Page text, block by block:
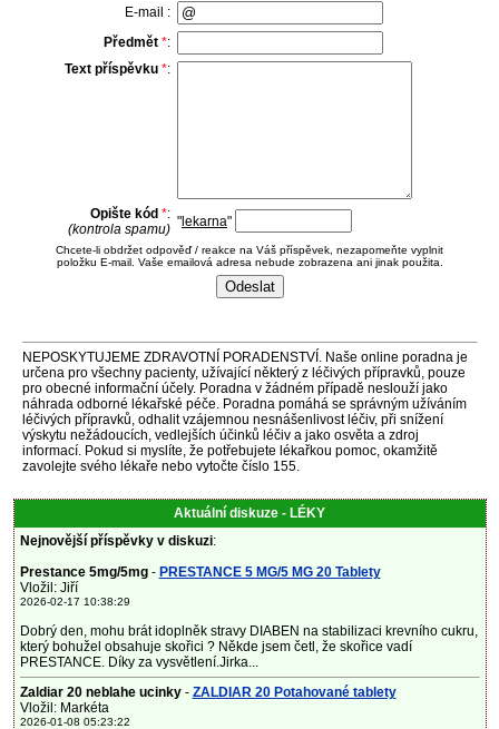
E-mail :
Předmět *:
Text příspěvku *:
Opište kód *:
(kontrola spamu) " lekarna"
Chcete-li obdržet odpověď / reakce na Váš příspěvek, nezapomeňte vyplnit
položku E-mail. Vaše emailová adresa nebude zobrazena ani jinak použita.
NEPOSKYTUJEME ZDRAVOTNÍ PORADENSTVÍ. Naše online poradna je
určena pro všechny pacienty, užívající některý z léčivých přípravků, pouze
pro obecné informační účely. Poradna v žádném případě neslouží jako
náhrada odborné lékařské péče. Poradna pomáhá se správným užíváním
léčivých přípravků, odhalit vzájemnou nesnášenlivost léčiv, při snížení
výskytu nežádoucích, vedlejších účinků léčiv a jako osvěta a zdroj
informací. Pokud si myslíte, že potřebujete lékařkou pomoc, okamžitě
zavolejte svého lékaře nebo vytočte číslo 155.
Aktuální diskuze - LÉKY
Nejnovější příspěvky v diskuzi:
Prestance 5mg/5mg- PRESTANCE 5 MG/5 MG 20 Tablety
Vložil: Jiří
2026-02-17 10:38:29
Dobrý den, mohu brát idoplněk stravy DIABEN na stabilizaci krevního cukru,
který bohužel obsahuje skořici ? Někde jsem četl, že skořice vadí
PRESTANCE. Díky za vysvětlení.Jirka...
Zaldiar 20 neblahe ucinky- ZALDIAR 20 Potahované tablety
Vložil: Markéta
2026-01-08 05:23:22